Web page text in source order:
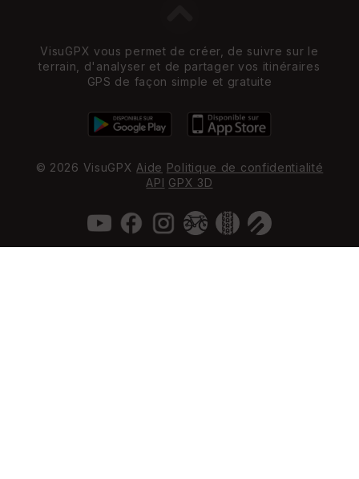
VisuGPX vous permet de créer, de suivre sur le
terrain, d'analyser et de partager vos itinéraires
GPS de façon simple et gratuite
© 2026 VisuGPX Aide Politique de confidentialité
API GPX 3D